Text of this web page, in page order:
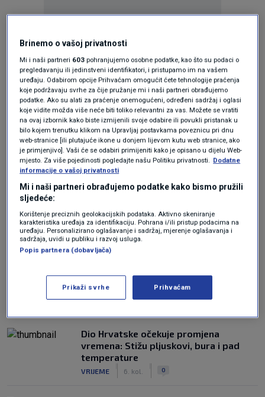
Oglas
Oglas
NAJČITANIJE
Dio Hrvatske očekuje promjena
vremena: Stižu pljuskovi, bura i pad
temperature
VRIJEME 6. kol. 0
Brinemo o vašoj privatnosti
Mi i naši partneri 603 pohranjujemo osobne podatke, kao što su podaci o
pregledavanju ili jedinstveni identifikatori, i pristupamo im na vašem
uređaju. Odabirom opcije Prihvaćam omogućit ćete tehnologije praćenja
koje podržavaju svrhe za čije pružanje mi i naši partneri obrađujemo
podatke. Ako su alati za praćenje onemogućeni, određeni sadržaj i oglasi
koje vidite možda više neće biti toliko relevantni za vas. Možete se vratiti
na ovaj izbornik kako biste izmijenili svoje odabire ili povukli pristanak u
bilo kojem trenutku klikom na Upravljaj postavkama poveznicu pri dnu
web-stranice [ili plutajuće ikone u donjem lijevom kutu web stranice, ako
je primjenjivo]. Vaši će se odabiri primijeniti kako je opisano u dijelu Web-
mjesto. Za više pojedinosti pogledajte našu Politiku privatnosti. Dodatne
informacije o vašoj privatnosti
Mi i naši partneri obrađujemo podatke kako bismo pružili
sljedeće:
Korištenje preciznih geolokacijskih podataka. Aktivno skeniranje
karakteristika uređaja za identifikaciju. Pohrana i/ili pristup podacima na
uređaju. Personalizirano oglašavanje i sadržaj, mjerenje oglašavanja i
sadržaja, uvidi u publiku i razvoj usluga.
Popis partnera (dobavljača)
Prikaži svrhe Prihvaćam